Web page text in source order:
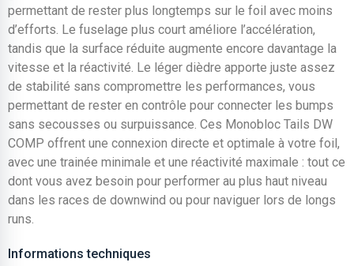
permettant de rester plus longtemps sur le foil avec moins
d’efforts. Le fuselage plus court améliore l’accélération,
tandis que la surface réduite augmente encore davantage la
vitesse et la réactivité. Le léger dièdre apporte juste assez
de stabilité sans compromettre les performances, vous
permettant de rester en contrôle pour connecter les bumps
sans secousses ou surpuissance. Ces Monobloc Tails DW
COMP offrent une connexion directe et optimale à votre foil,
avec une trainée minimale et une réactivité maximale : tout ce
dont vous avez besoin pour performer au plus haut niveau
dans les races de downwind ou pour naviguer lors de longs
runs.
Informations techniques